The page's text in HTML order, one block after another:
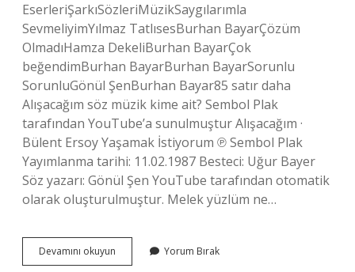
EserleriŞarkıSözleriMüzikSaygılarımla
SevmeliyimYılmaz TatlısesBurhan BayarÇözüm
OlmadıHamza DekeliBurhan BayarÇok
beğendimBurhan BayarBurhan BayarSorunlu
SorunluGönül ŞenBurhan Bayar85 satır daha
Alışacağım söz müzik kime ait? Sembol Plak
tarafından YouTube’a sunulmuştur Alışacağım ·
Bülent Ersoy Yaşamak İstiyorum ℗ Sembol Plak
Yayımlanma tarihi: 11.02.1987 Besteci: Uğur Bayer
Söz yazarı: Gönül Şen YouTube tarafından otomatik
olarak oluşturulmuştur. Melek yüzlüm ne…
Devamını okuyun
Yüzlüm
Yorum Bırak